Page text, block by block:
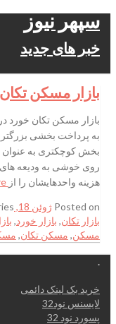
سپهر نیوز
خبر های جدید
بازار مسکن
بازار مسکن تکان خورد
به پرداخت بخشی
بخش کوچکتری به عنوان
روی خوشی به ودیعه
هزینه واحدهایشان را از
Posted on ژوئن 18, 2016
بازار تکان, بازار خورد,
مسکن, مسکن تکان,
.
خرید بک لینک دائمی
لایسنس نود32
پسورد نود 32